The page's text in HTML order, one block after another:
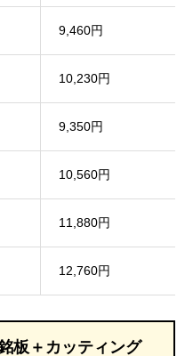
9,460円
10,230円
9,350円
10,560円
11,880円
12,760円
板＋カッティング